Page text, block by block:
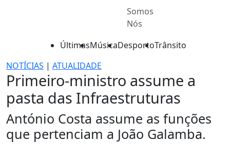
Somos
Nós
ÚltimasMúsicaDesportoTrânsito
NOTÍCIAS | ATUALIDADE
Primeiro-ministro assume a
pasta das Infraestruturas
António Costa assume as funções
que pertenciam a João Galamba.